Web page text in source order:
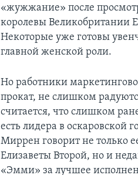
«жужжание» после
королевы Великобритании
Некоторые уже готовы
главной женской роли.
Но работники
прокат, не слишком
считается, что слишком
есть лидера в оскаровской
Миррен говорит не только
Елизаветы Второй, но и
«Эмми» за лучшее